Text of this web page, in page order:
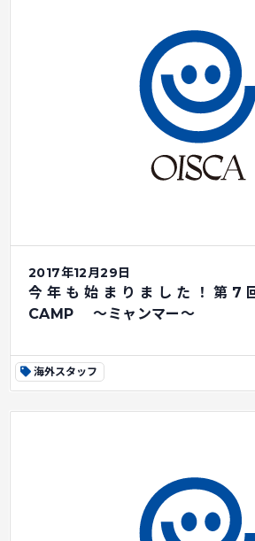
2017年12月29日
今年も始まりました！第7
CAMP ～ミャンマー～
海外スタッフ